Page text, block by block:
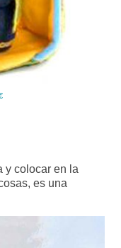
y colocar en la
es una